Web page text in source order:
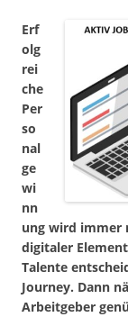
Erf
olg
rei
che
Per
so
nal
ge
wi
nn
ung wird immer
digitaler
Talente
Journey. Dann
Arbeitgeber